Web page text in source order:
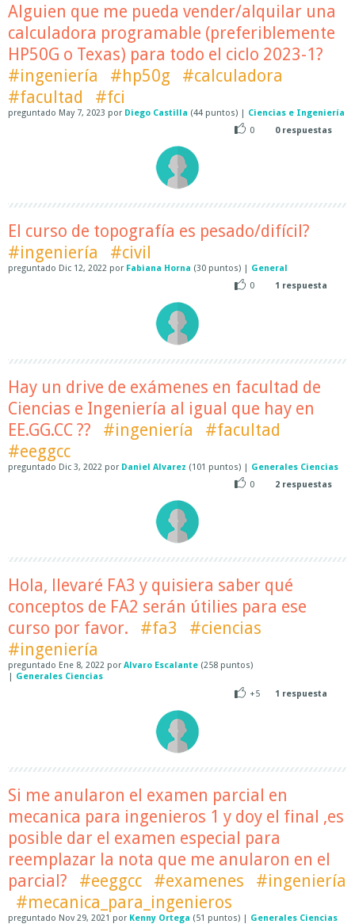
Alguien que me pueda vender/alquilar una
calculadora programable (preferiblemente
HP50G o Texas) para todo el ciclo 2023-1?
#ingeniería
#hp50g
#calculadora
#facultad
#fci
preguntado May 7, 2023 por Diego Castilla (44 puntos) | Ciencias e Ingeniería
0
0respuestas
El curso de topografía es pesado/difícil?
#ingeniería
#civil
preguntado Dic 12, 2022 por Fabiana Horna (30 puntos) | General
0
1 respuesta
Hay un drive de exámenes en facultad de
Ciencias e Ingeniería al igual que hay en
EE.GG.CC ??
#ingeniería
#facultad
#eeggcc
preguntado Dic 3, 2022 por Daniel Alvarez (101 puntos) | Generales Ciencias
0
2 respuestas
Hola, llevaré FA3 y quisiera saber qué
conceptos de FA2 serán útilies para ese
curso por favor.
#fa3
#ciencias
#ingeniería
preguntado Ene 8, 2022 por Alvaro Escalante (258 puntos)
| Generales Ciencias
+5
1 respuesta
Si me anularon el examen parcial en
mecanica para ingenieros 1 y doy el final ,es
posible dar el examen especial para
reemplazar la nota que me anularon en el
parcial?
#eeggcc #examenes
#ingeniería
#mecanica_para_ingenieros
preguntado Nov 29, 2021 por Kenny Ortega (51 puntos) | Generales Ciencias